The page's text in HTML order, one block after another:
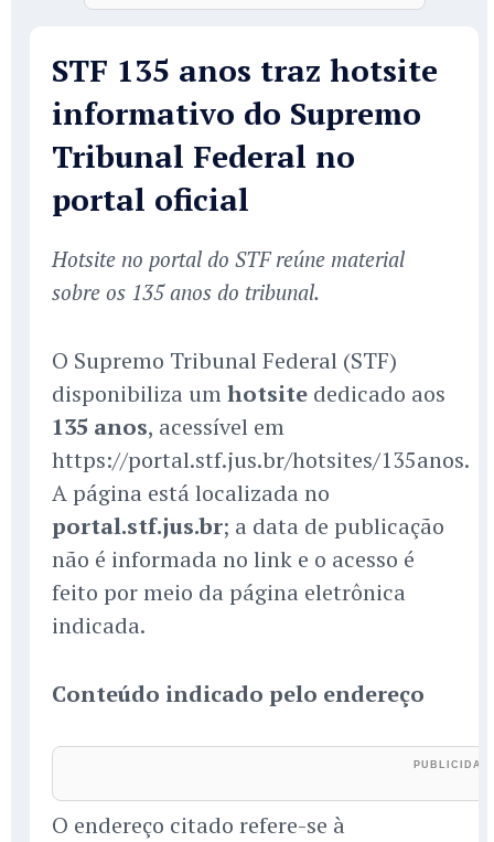
STF 135 anos traz hotsite
informativo do Supremo
Tribunal Federal no
portal oficial
Hotsite no portal do STF reúne material
sobre os 135 anos do tribunal.
O Supremo Tribunal Federal (STF)
disponibiliza umhotsite dedicado aos
135 anos, acessível em
https://portal.stf.jus.br/hotsites/135anos.
A página está localizada no
portal.stf.jus.br; a data de publicação
não é informada no link e o acesso é
feito por meio da página eletrônica
indicada.
Conteúdo indicado pelo endereço
O endereço citado refere-se à